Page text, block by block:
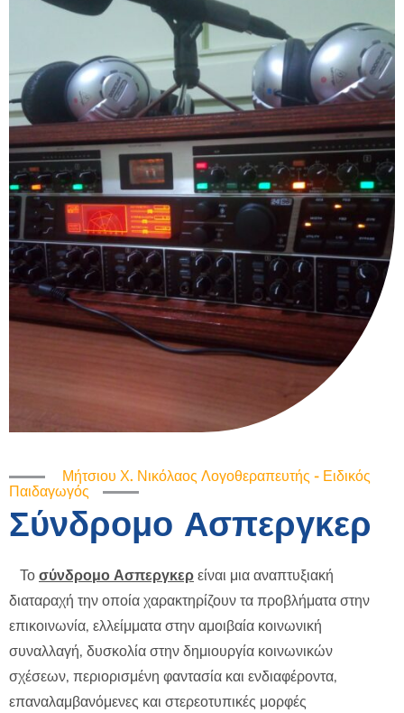
Μήτσιου Χ. Νικόλαος Λογοθεραπευτής - Ειδικός
Παιδαγωγός
Σύνδρομο Ασπεργκερ
Το σύνδρομο Ασπεργκερ είναι μια αναπτυξιακή
διαταραχή την οποία χαρακτηρίζουν τα προβλήματα στην
επικοινωνία, ελλείμματα στην αμοιβαία κοινωνική
συναλλαγή, δυσκολία στην δημιουργία κοινωνικών
σχέσεων, περιορισμένη φαντασία και ενδιαφέροντα,
επαναλαμβανόμενες και στερεοτυπικές μορφές